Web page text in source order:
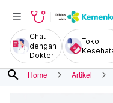
Chat
dengan
Dokter
Toko
search Home Artikel